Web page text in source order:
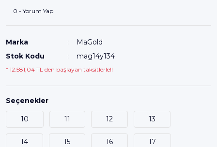
0 - Yorum Yap
Marka
MaGold
Stok Kodu
mag14y134
* 12.581,04 TL den başlayan taksitlerle!!
Seçenekler
10 11 12 13
14 15 16 17